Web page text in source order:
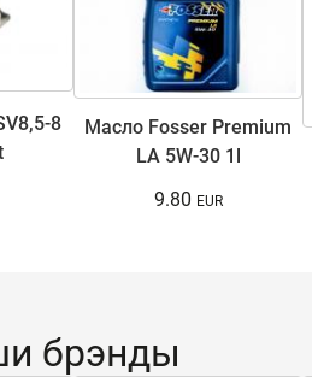
8
Масло Fosser Premium
LA 5W-30 1l
9.80
брэнды